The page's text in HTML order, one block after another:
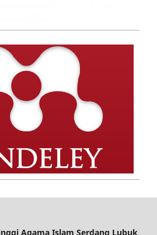
Agama Islam Serdang Lubuk